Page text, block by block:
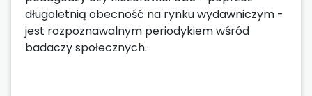
długoletnią obecność na rynku wydawniczym -
jest rozpoznawalnym periodykiem wśród
badaczy społecznych.